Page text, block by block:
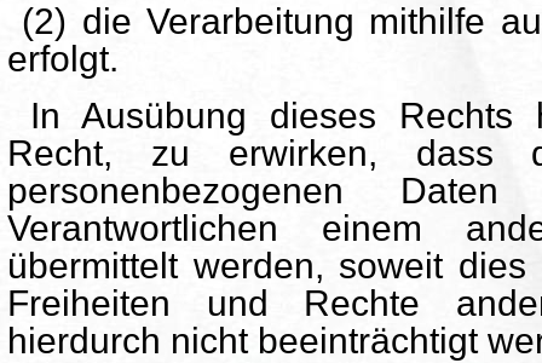
(2) die Verarbeitung mithilfe
erfolgt.
In Ausübung dieses Rechts
Recht, zu erwirken, dass
personenbezogenen
Verantwortlichen einem
übermittelt werden, soweit
Freiheiten und Rechte
hierdurch nicht beeinträchtigt